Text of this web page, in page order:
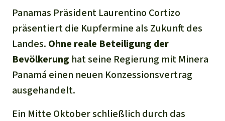
Panamas Präsident Laurentino Cortizo
präsentiert die Kupfermine als Zukunft des
Landes. Ohne reale Beteiligung der
Bevölkerung hat seine Regierung mit Minera
Panamá einen neuen Konzessionsvertrag
ausgehandelt.
Ein Mitte Oktober schließlich durch das